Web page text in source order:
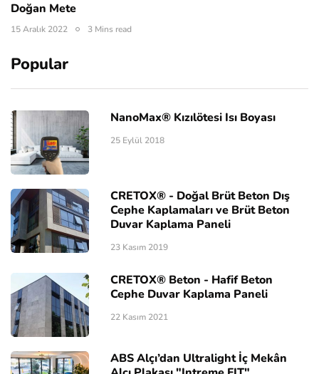
Doğan Mete
15 Aralık 2022 3 Mins read
Popular
NanoMax® Kızılötesi Isı Boyası
25 Eylül 2018
CRETOX® - Doğal Brüt Beton Dış
Cephe Kaplamaları ve Brüt Beton
Duvar Kaplama Paneli
23 Kasım 2019
CRETOX® Beton - Hafif Beton
Cephe Duvar Kaplama Paneli
22 Kasım 2021
ABS Alçı’dan Ultralight İç Mekân